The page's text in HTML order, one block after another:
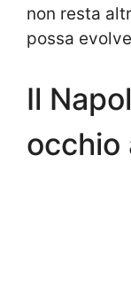
non resta
possa
Il
occhio